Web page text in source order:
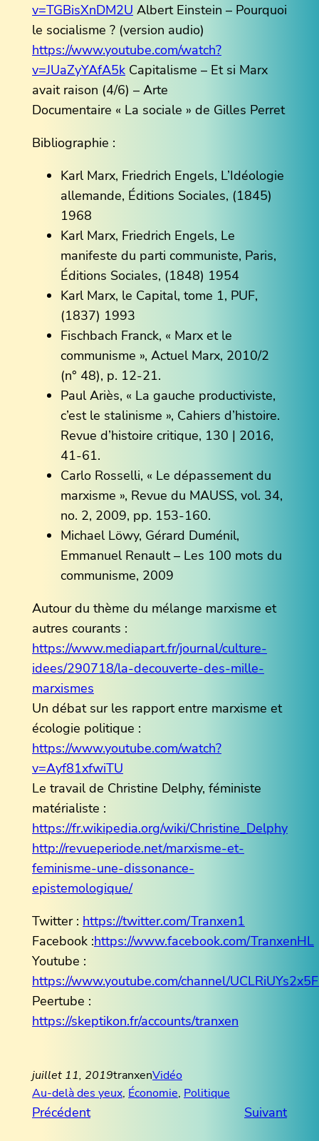
v=TGBisXnDM2U Albert Einstein – Pourquoi
le socialisme ? (version audio)
https://www.youtube.com/watch?
v=JUaZyYAfA5k Capitalisme – Et si Marx
avait raison (4/6) – Arte
Documentaire « La sociale » de Gilles Perret
Bibliographie :
Karl Marx, Friedrich Engels, L’Idéologie
allemande, Éditions Sociales, (1845)
1968
Karl Marx, Friedrich Engels, Le
manifeste du parti communiste, Paris,
Éditions Sociales, (1848) 1954
Karl Marx, le Capital, tome 1, PUF,
(1837) 1993
Fischbach Franck, « Marx et le
communisme », Actuel Marx, 2010/2
(n° 48), p. 12-21.
Paul Ariès, « La gauche productiviste,
c’est le stalinisme », Cahiers d’histoire.
Revue d’histoire critique, 130 | 2016,
41-61.
Carlo Rosselli, « Le dépassement du
marxisme », Revue du MAUSS, vol. 34,
no. 2, 2009, pp. 153-160.
Michael Löwy, Gérard Duménil,
Emmanuel Renault – Les 100 mots du
communisme, 2009
Autour du thème du mélange marxisme et
autres courants :
https://www.mediapart.fr/journal/culture-
idees/290718/la-decouverte-des-mille-
marxismes
Un débat sur les rapport entre marxisme et
écologie politique :
https://www.youtube.com/watch?
v=Ayf81xfwiTU
Le travail de Christine Delphy, féministe
matérialiste :
https://fr.wikipedia.org/wiki/Christine_Delphy
http://revueperiode.net/marxisme-et-
feminisme-une-dissonance-
epistemologique/
Twitter : https://twitter.com/Tranxen1
Facebook :https://www.facebook.com/TranxenHL
Youtube :
https://www.youtube.com/channel/
Peertube :
https://skeptikon.fr/accounts/tranxen
juillet 11, 2019tranxenVidéo
Au-delà des yeux, Économie, Politique
Précédent Suivant